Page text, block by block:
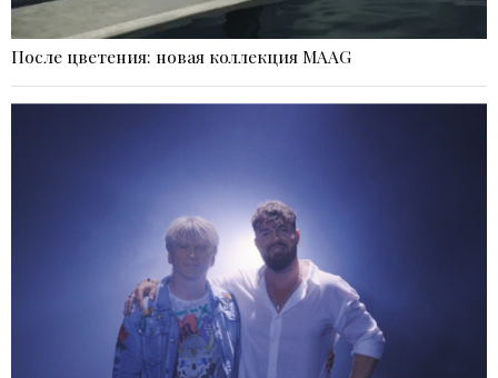
После цветения: новая коллекция MAAG